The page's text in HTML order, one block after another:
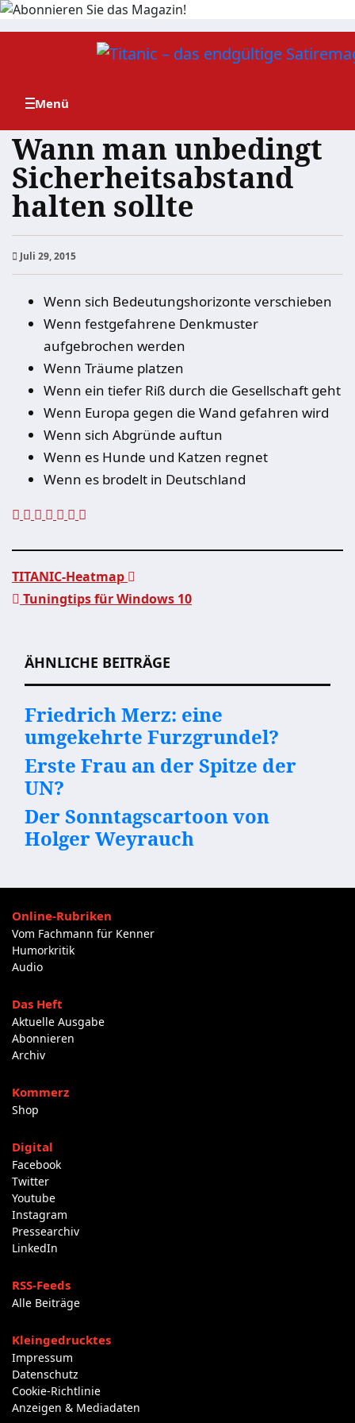
Zum
Wann man unbedingt
Sicherheitsabstand
halten sollte
Juli 29, 2015
Wenn sich Bedeutungshorizonte verschieben
Wenn festgefahrene Denkmuster
aufgebrochen werden
Wenn Träume platzen
Wenn ein tiefer Riß durch die Gesellschaft geht
Wenn Europa gegen die Wand gefahren wird
Wenn sich Abgründe auftun
Wenn es Hunde und Katzen regnet
Wenn es brodelt in Deutschland
TITANIC-Heatmap
Tuningtips für Windows 10
ÄHNLICHE BEITRÄGE
Friedrich Merz: eine
umgekehrte Furzgrundel?
Erste Frau an der Spitze der
UN?
Der Sonntagscartoon von
Holger Weyrauch
Online-Rubriken
Vom Fachmann für Kenner
Humorkritik
Audio
Das Heft
Aktuelle Ausgabe
Abonnieren
Archiv
Kommerz
Shop
Digital
Facebook
Twitter
Youtube
Instagram
Pressearchiv
LinkedIn
RSS-Feeds
Alle Beiträge
Kleingedrucktes
Impressum
Datenschutz
Cookie-Richtlinie
Anzeigen & Mediadaten